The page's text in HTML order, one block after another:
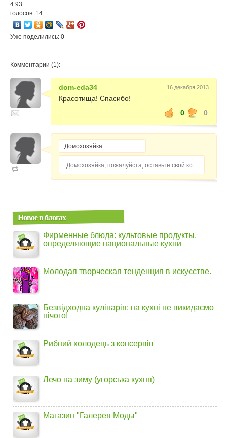
4.93
голосов: 14
Уже поделились: 0
Комментарии (1):
dom-eda34 16 декабря 2013
Красотища! Спасибо!
0
0
Домохозяйка, пожалуйста, оставьте свой комментарий...
Новое в блогах
Фирменные блюда: культовые продукты,
определяющие национальные кухни
Молодая творческая тенденция в искусстве.
Безвідходна кулінарія: на кухні не викидаємо
нічого!
Рибний холодець з консервів
Лечо на зиму (угорська кухня)
Магазин "Галерея Моды"